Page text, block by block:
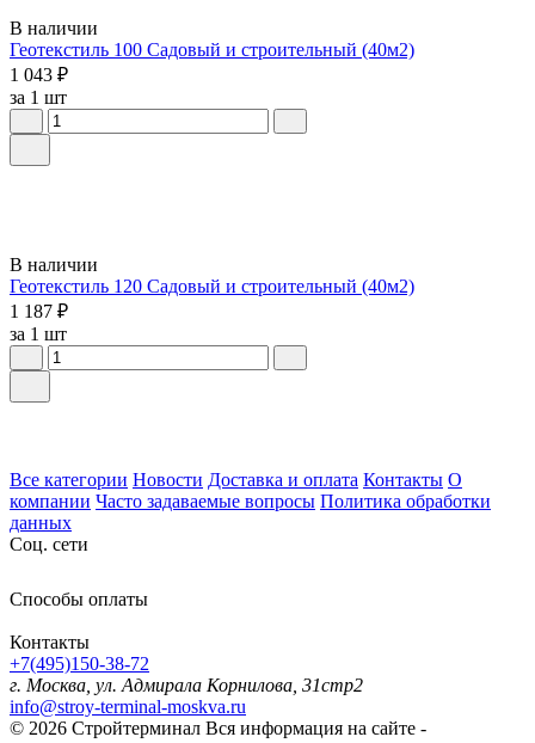
В наличии
Геотекстиль 100 Садовый и строительный (40м2)
1 043 ₽
за 1 шт
В наличии
Геотекстиль 120 Садовый и строительный (40м2)
1 187 ₽
за 1 шт
Все категории Новости Доставка и оплата Контакты О
компании Часто задаваемые вопросы Политика обработки
данных
Соц. сети
Способы оплаты
Контакты
+7(495)150-38-72
г. Москва, ул. Адмирала Корнилова, 31стр2
info@stroy-terminal-moskva.ru
© 2026 Стройтерминал Вся информация на сайте -